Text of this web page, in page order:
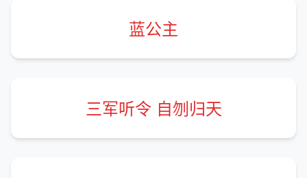
蓝公主
三军听令 自刎归天